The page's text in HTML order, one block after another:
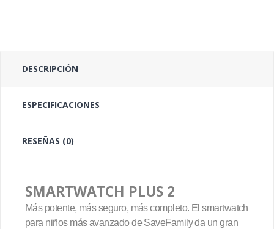
DESCRIPCIÓN
ESPECIFICACIONES
RESEÑAS (0)
SMARTWATCH PLUS 2
Más potente, más seguro, más completo. El smartwatch
para niños más avanzado de SaveFamily da un gran